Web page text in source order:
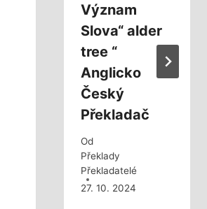
Význam
Slova“ alder
tree “
Anglicko
Český
Překladač
Od
Překlady
Překladatelé
27. 10. 2024